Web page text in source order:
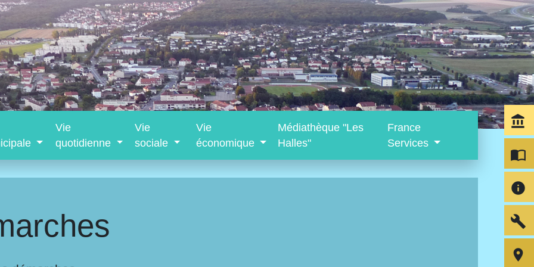
Vie
quotidienne
Vie
sociale
Vie
économique
Médiathèque "Les
Halles"
France
Services
account_balance
import_contacts
info
build
room